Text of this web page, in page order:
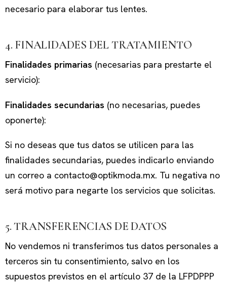
necesario para elaborar tus lentes.
4. FINALIDADES DEL TRATAMIENTO
Finalidades primarias (necesarias para prestarte el
servicio):
Finalidades secundarias (no necesarias, puedes
oponerte):
Si no deseas que tus datos se utilicen para las
finalidades secundarias, puedes indicarlo enviando
un correo a contacto@optikmoda.mx. Tu negativa no
será motivo para negarte los servicios que solicitas.
5. TRANSFERENCIAS DE DATOS
No vendemos ni transferimos tus datos personales a
terceros sin tu consentimiento, salvo en los
supuestos previstos en el artículo 37 de la LFPDPPP